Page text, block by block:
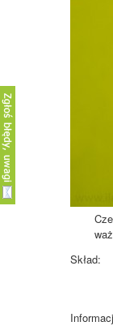
Skład: